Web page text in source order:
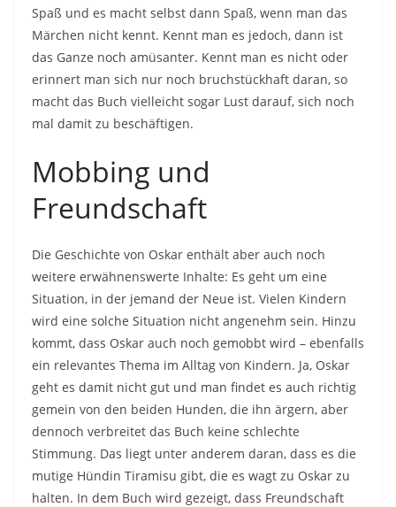
Spaß und es macht selbst dann Spaß, wenn man das
Märchen nicht kennt. Kennt man es jedoch, dann ist
das Ganze noch amüsanter. Kennt man es nicht oder
erinnert man sich nur noch bruchstückhaft daran, so
macht das Buch vielleicht sogar Lust darauf, sich noch
mal damit zu beschäftigen.
Mobbing und
Freundschaft
Die Geschichte von Oskar enthält aber auch noch
weitere erwähnenswerte Inhalte: Es geht um eine
Situation, in der jemand der Neue ist. Vielen Kindern
wird eine solche Situation nicht angenehm sein. Hinzu
kommt, dass Oskar auch noch gemobbt wird – ebenfalls
ein relevantes Thema im Alltag von Kindern. Ja, Oskar
geht es damit nicht gut und man findet es auch richtig
gemein von den beiden Hunden, die ihn ärgern, aber
dennoch verbreitet das Buch keine schlechte
Stimmung. Das liegt unter anderem daran, dass es die
mutige Hündin Tiramisu gibt, die es wagt zu Oskar zu
halten. In dem Buch wird gezeigt, dass Freundschaft